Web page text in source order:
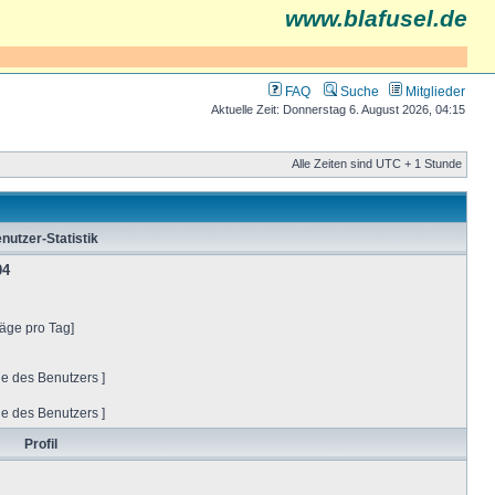
www.blafusel.de
FAQ Suche Mitglieder
Aktuelle Zeit: Donnerstag 6. August 2026, 04:15
Alle Zeiten sind UTC + 1 Stunde
Statistik
pro Tag]
des Benutzers ]
des Benutzers ]
Profil